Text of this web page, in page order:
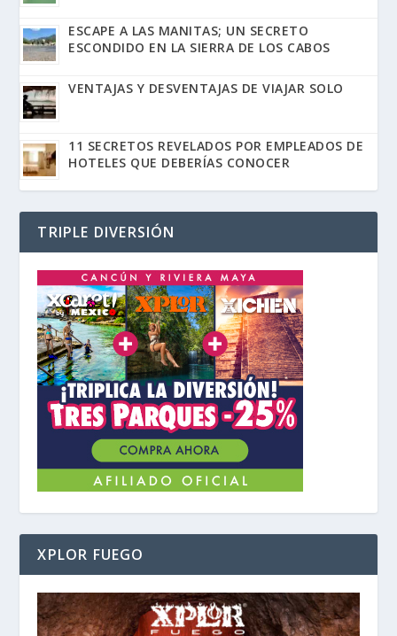
ESCAPE A LAS MANITAS; UN SECRETO
ESCONDIDO EN LA SIERRA DE LOS CABOS
VENTAJAS Y DESVENTAJAS DE VIAJAR SOLO
11 SECRETOS REVELADOS POR EMPLEADOS DE
HOTELES QUE DEBERÍAS CONOCER
TRIPLE DIVERSIÓN
XPLOR FUEGO